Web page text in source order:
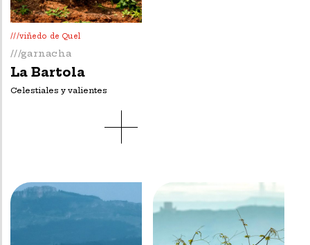
///viñedo de Quel
///garnacha
La Bartola
Celestiales y valientes